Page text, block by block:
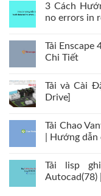
3 Cách
no errors in
Tải Enscape
Chi Tiết
Tải và Cài
Drive]
Tải Chao
| Hướng
Tải lisp
Autocad(78)